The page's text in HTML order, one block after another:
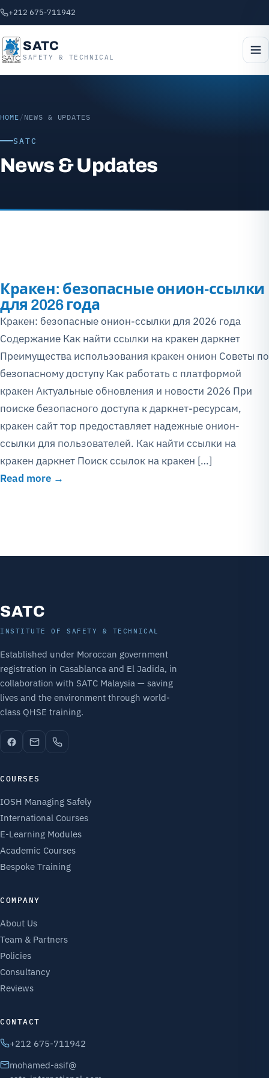
+212 675-711942
SATC
SAFETY & TECHNICAL
HOME / NEWS & UPDATES
SATC
News & Updates
Кракен: безопасные онион-ссылки
для 2026 года
Кракен: безопасные онион-ссылки для 2026 года
Содержание Как найти ссылки на кракен даркнет
Преимущества использования кракен онион Советы по
безопасному доступу Как работать с платформой
кракен Актуальные обновления и новости 2026 При
поиске безопасного доступа к даркнет-ресурсам,
кракен сайт тор предоставляет надежные онион-
ссылки для пользователей. Как найти ссылки на
кракен даркнет Поиск ссылок на кракен […]
Read more →
SATC
INSTITUTE OF SAFETY & TECHNICAL
Established under Moroccan government
registration in Casablanca and El Jadida, in
collaboration with SATC Malaysia — saving
lives and the environment through world-
class QHSE training.
COURSES
IOSH Managing Safely
International Courses
E-Learning Modules
Academic Courses
Bespoke Training
COMPANY
About Us
Team & Partners
Policies
Consultancy
Reviews
CONTACT
+212 675-711942
mohamed-asif@